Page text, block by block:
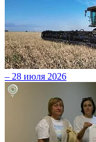
– 28 июля 2026